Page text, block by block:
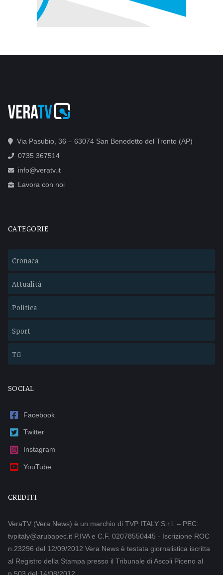
Via Pasubio, 36 – 63074 San Benedetto del Tronto (AP)
0735 367514
info@veratv.it
Lavora con noi
CATEGORIE
Cronaca
Attualità
Politica
Sport
TG
SOCIAL
Facebook
Twitter
Instagram
YouTube
CREDITI
VeraTV (Vera News) è un marchio di TVP ITALY S.r.l. – PEC:
tvpitaly@arubapec.it P.IVA e C.F. 02078550445 - Iscrizione ROC
n.23296 del 12/09/2012 Vera News è testata giornalistica iscritta
al Registro della Stampa presso il Tribunale di Ascoli Piceno al